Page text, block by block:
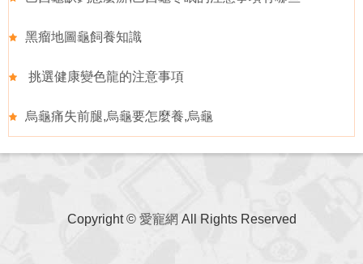
黑瘤地圖龜飼養知識
挑選健康變色龍的注意事項
烏龜痛失前腿,烏龜要怎麼養,烏龜
Copyright © 愛寵網 All Rights Reserved